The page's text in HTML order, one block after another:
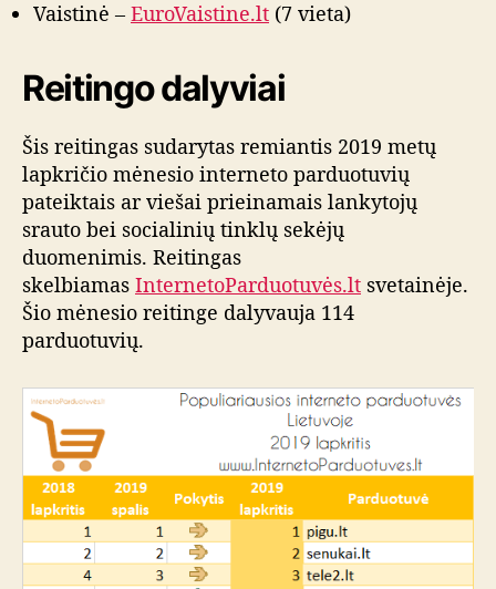
Vaistinė – EuroVaistine.lt (7 vieta)
Reitingo dalyviai
Šis reitingas sudarytas remiantis 2019 metų
lapkričio mėnesio interneto parduotuvių
pateiktais ar viešai prieinamais lankytojų
srauto bei socialinių tinklų sekėjų
duomenimis. Reitingas
skelbiamas InternetoParduotuvės.lt svetainėje.
Šio mėnesio reitinge dalyvauja 114
parduotuvių.